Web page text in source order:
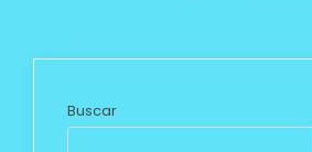
Buscar